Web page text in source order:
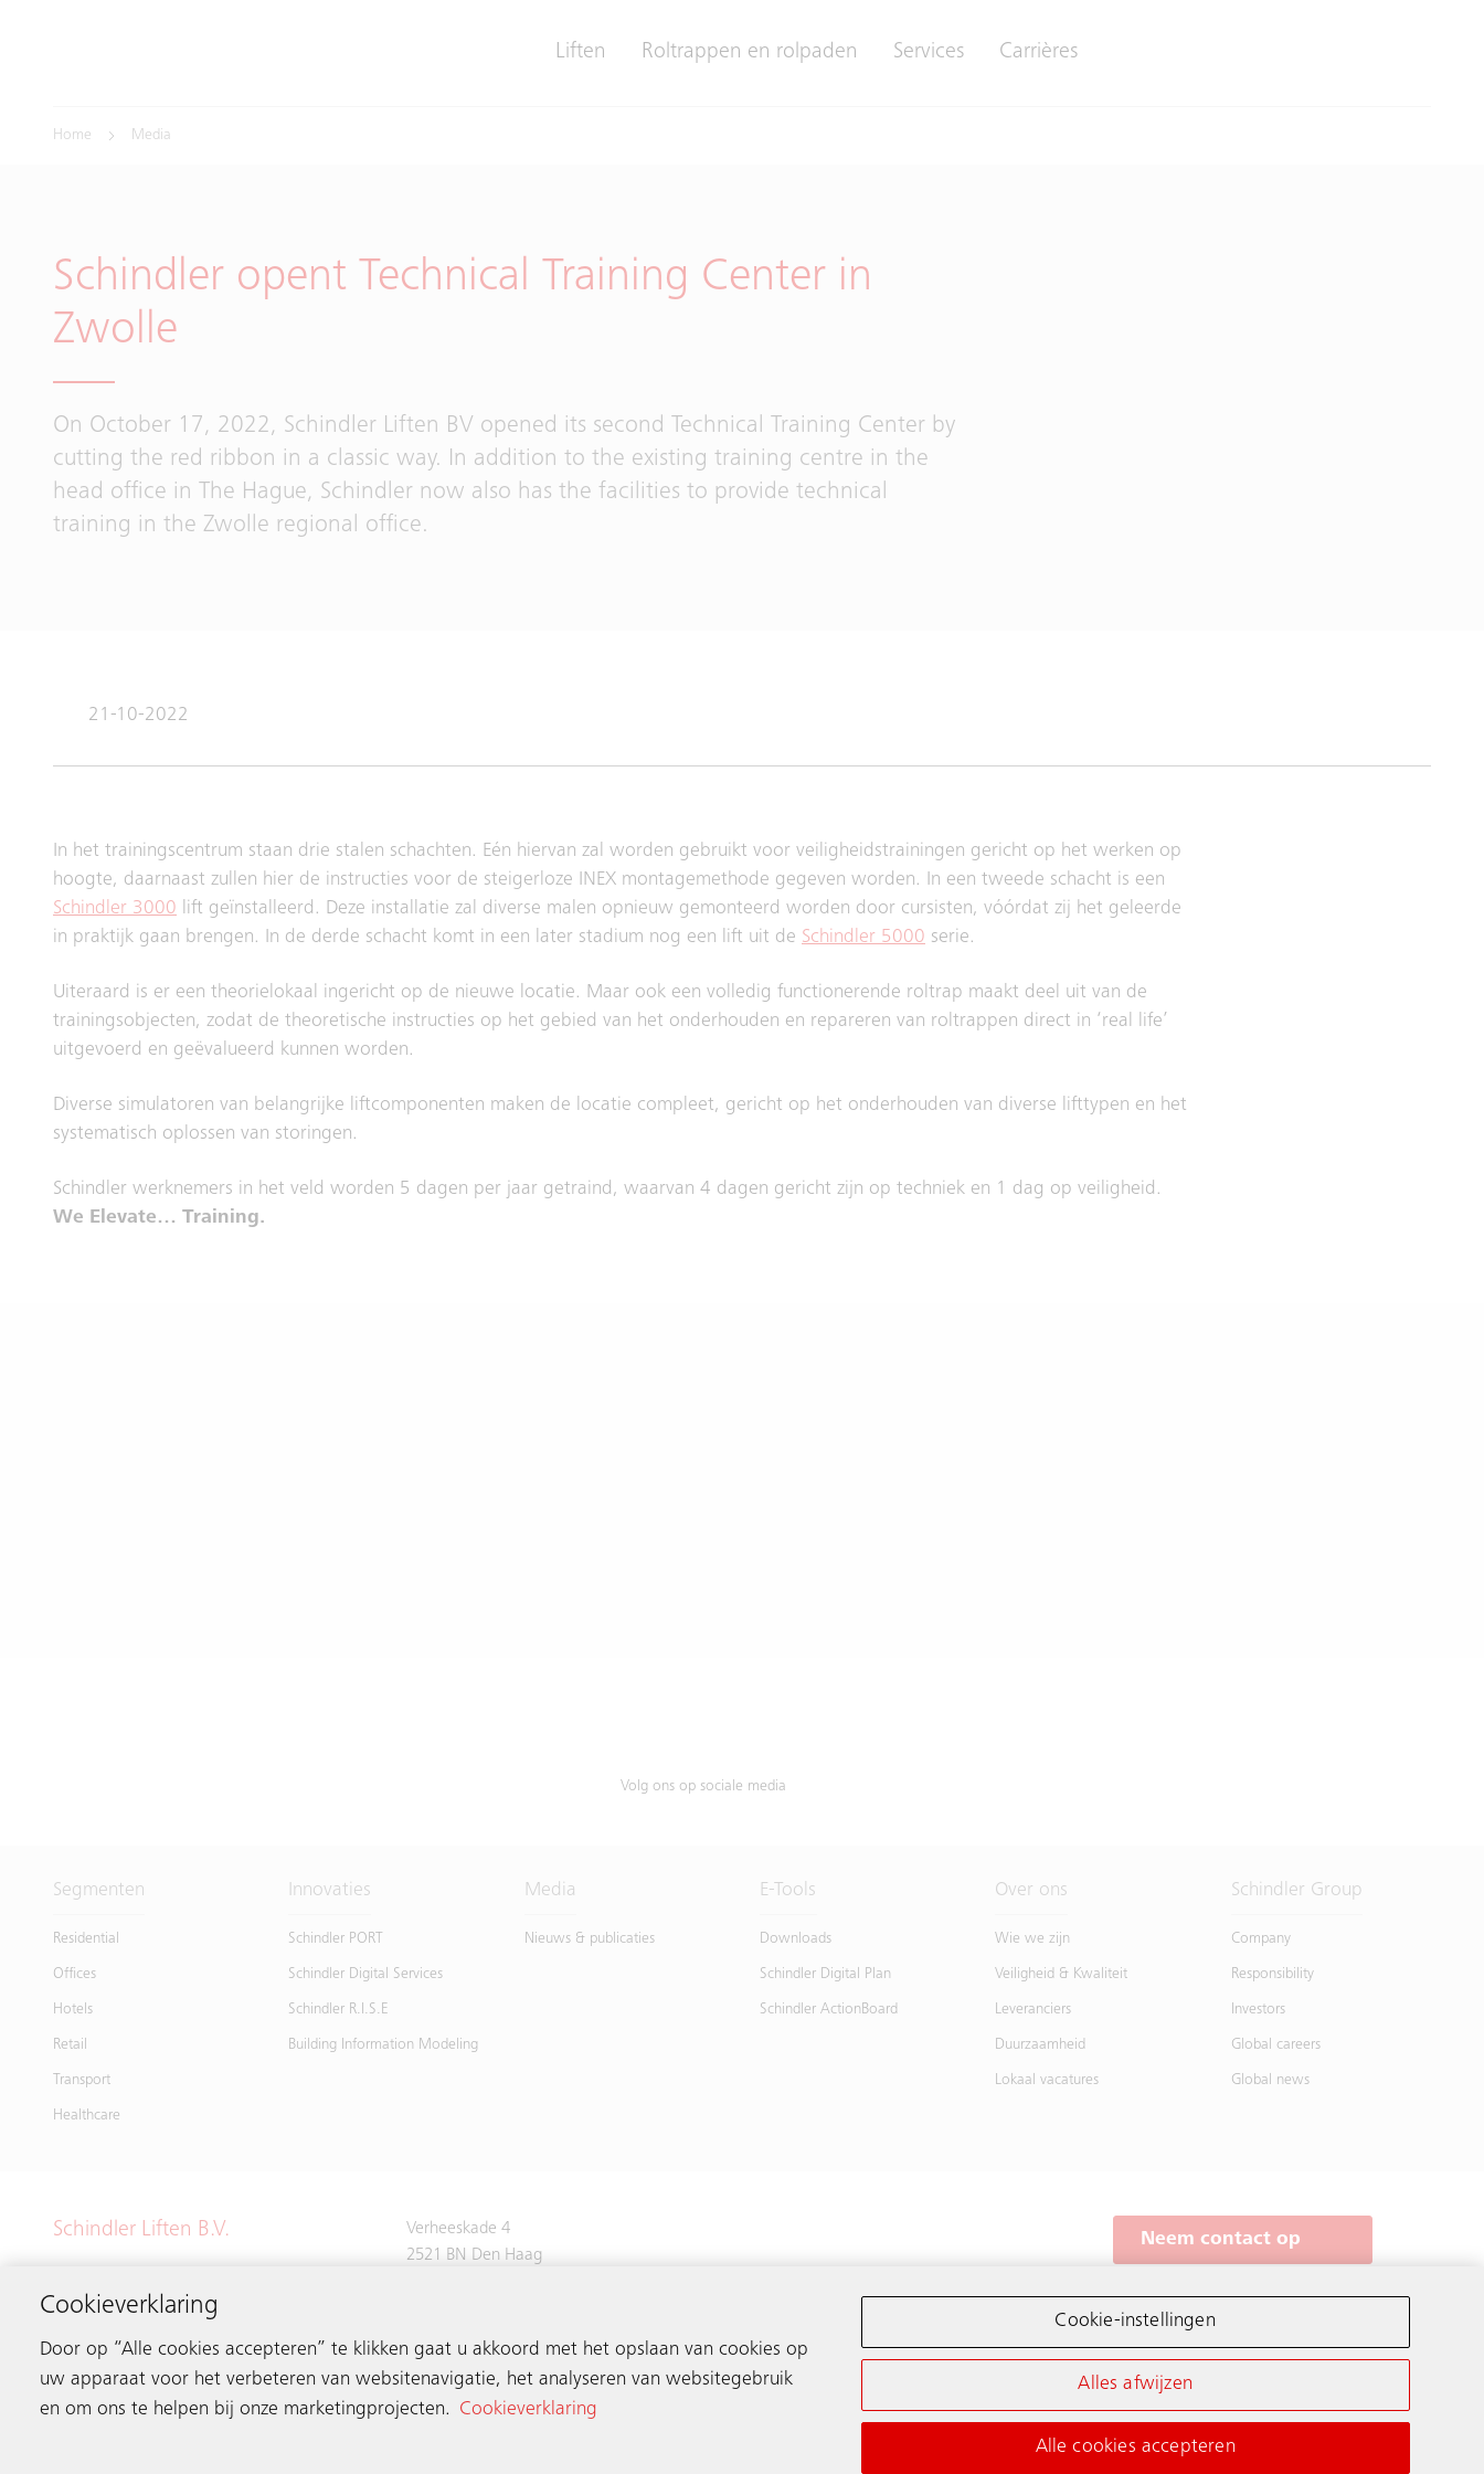
Liften Roltrappen en rolpaden Services Carrières
Home Media
Schindler opent Technical Training Center in
Zwolle
On October 17, 2022, Schindler Liften BV opened its second Technical Training Center by
cutting the red ribbon in a classic way. In addition to the existing training centre in the
head office in The Hague, Schindler now also has the facilities to provide technical
training in the Zwolle regional office.
21-10-2022
In het trainingscentrum staan drie stalen schachten. Eén hiervan zal worden gebruikt voor veiligheidstrainingen gericht op het werken op
hoogte, daarnaast zullen hier de instructies voor de steigerloze INEX montagemethode gegeven worden. In een tweede schacht is een
Schindler 3000 lift geïnstalleerd. Deze installatie zal diverse malen opnieuw gemonteerd worden door cursisten, vóórdat zij het geleerde
in praktijk gaan brengen. In de derde schacht komt in een later stadium nog een lift uit de Schindler 5000 serie.
Uiteraard is er een theorielokaal ingericht op de nieuwe locatie. Maar ook een volledig functionerende roltrap maakt deel uit van de
trainingsobjecten, zodat de theoretische instructies op het gebied van het onderhouden en repareren van roltrappen direct in ‘real life’
uitgevoerd en geëvalueerd kunnen worden.
Diverse simulatoren van belangrijke liftcomponenten maken de locatie compleet, gericht op het onderhouden van diverse lifttypen en het
systematisch oplossen van storingen.
Schindler werknemers in het veld worden 5 dagen per jaar getraind, waarvan 4 dagen gericht zijn op techniek en 1 dag op veiligheid.
We Elevate… Training.
Volg ons op sociale media
Segmenten
Residential
Offices
Hotels
Retail
Transport
Healthcare
Innovaties
Schindler PORT
Schindler Digital Services
Schindler R.I.S.E
Building Information Modeling
Media
Nieuws & publicaties
E-Tools
Downloads
Schindler Digital Plan
Schindler ActionBoard
Over ons
Wie we zijn
Veiligheid & Kwaliteit
Leveranciers
Duurzaamheid
Lokaal vacatures
Schindler Group
Company
Responsibility
Investors
Global careers
Global news
Schindler Liften B.V.
Verheeskade 4
2521 BN Den Haag
Neem contact op
Schindler wereldwijd
Cookieverklaring
Door op “Alle cookies accepteren” te klikken gaat u akkoord met het opslaan van cookies op
uw apparaat voor het verbeteren van websitenavigatie, het analyseren van websitegebruik
en om ons te helpen bij onze marketingprojecten.
Cookieverklaring
Cookie-instellingen
Alles afwijzen
Alle cookies accepteren